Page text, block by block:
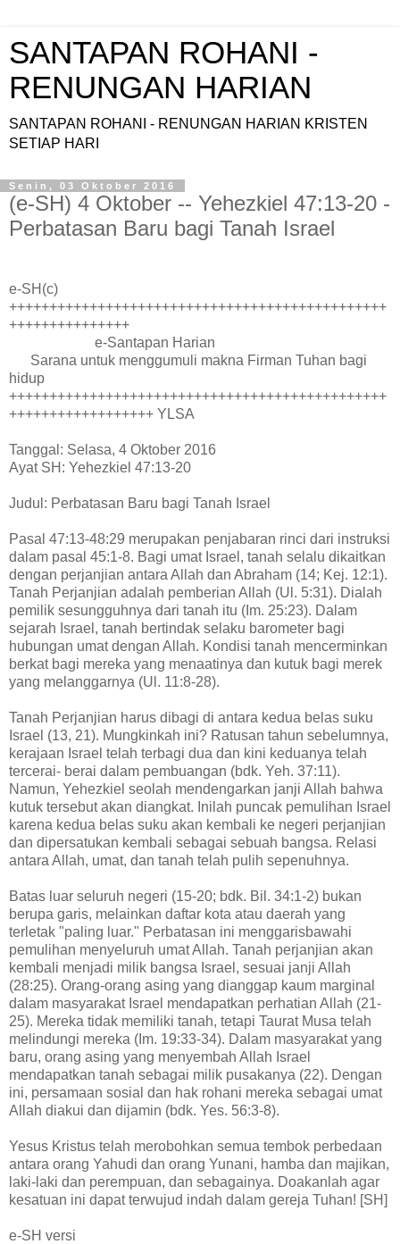
SANTAPAN ROHANI -
RENUNGAN HARIAN
SANTAPAN ROHANI - RENUNGAN HARIAN KRISTEN
SETIAP HARI
Senin, 03 Oktober 2016
(e-SH) 4 Oktober -- Yehezkiel 47:13-20 -
Perbatasan Baru bagi Tanah Israel
e-SH(c)
+++++++++++++++++++++++++++++++++++++++++++++++
+++++++++++++++
e-Santapan Harian
Sarana untuk menggumuli makna Firman Tuhan bagi
hidup
+++++++++++++++++++++++++++++++++++++++++++++++
++++++++++++++++++ YLSA
Tanggal: Selasa, 4 Oktober 2016
Ayat SH: Yehezkiel 47:13-20
Judul: Perbatasan Baru bagi Tanah Israel
Pasal 47:13-48:29 merupakan penjabaran rinci dari instruksi
dalam pasal 45:1-8. Bagi umat Israel, tanah selalu dikaitkan
dengan perjanjian antara Allah dan Abraham (14; Kej. 12:1).
Tanah Perjanjian adalah pemberian Allah (Ul. 5:31). Dialah
pemilik sesungguhnya dari tanah itu (Im. 25:23). Dalam
sejarah Israel, tanah bertindak selaku barometer bagi
hubungan umat dengan Allah. Kondisi tanah mencerminkan
berkat bagi mereka yang menaatinya dan kutuk bagi merek
yang melanggarnya (Ul. 11:8-28).
Tanah Perjanjian harus dibagi di antara kedua belas suku
Israel (13, 21). Mungkinkah ini? Ratusan tahun sebelumnya,
kerajaan Israel telah terbagi dua dan kini keduanya telah
tercerai- berai dalam pembuangan (bdk. Yeh. 37:11).
Namun, Yehezkiel seolah mendengarkan janji Allah bahwa
kutuk tersebut akan diangkat. Inilah puncak pemulihan Israel
karena kedua belas suku akan kembali ke negeri perjanjian
dan dipersatukan kembali sebagai sebuah bangsa. Relasi
antara Allah, umat, dan tanah telah pulih sepenuhnya.
Batas luar seluruh negeri (15-20; bdk. Bil. 34:1-2) bukan
berupa garis, melainkan daftar kota atau daerah yang
terletak "paling luar." Perbatasan ini menggarisbawahi
pemulihan menyeluruh umat Allah. Tanah perjanjian akan
kembali menjadi milik bangsa Israel, sesuai janji Allah
(28:25). Orang-orang asing yang dianggap kaum marginal
dalam masyarakat Israel mendapatkan perhatian Allah (21-
25). Mereka tidak memiliki tanah, tetapi Taurat Musa telah
melindungi mereka (Im. 19:33-34). Dalam masyarakat yang
baru, orang asing yang menyembah Allah Israel
mendapatkan tanah sebagai milik pusakanya (22). Dengan
ini, persamaan sosial dan hak rohani mereka sebagai umat
Allah diakui dan dijamin (bdk. Yes. 56:3-8).
Yesus Kristus telah merobohkan semua tembok perbedaan
antara orang Yahudi dan orang Yunani, hamba dan majikan,
laki-laki dan perempuan, dan sebagainya. Doakanlah agar
kesatuan ini dapat terwujud indah dalam gereja Tuhan! [SH]
e-SH versi